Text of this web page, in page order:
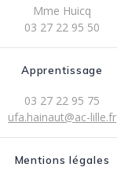
Mme Huicq
03 27 22 95 50
Apprentissage
03 27 22 95 75
ufa.hainaut@ac-lille.fr
Mentions légales